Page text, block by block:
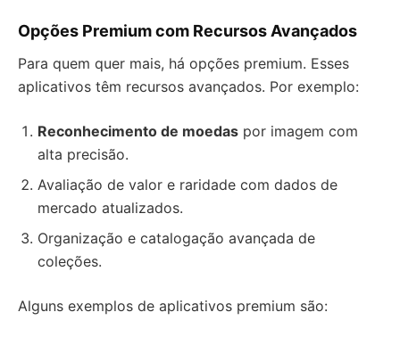
Opções Premium com Recursos Avançados
Para quem quer mais, há opções premium. Esses
aplicativos têm recursos avançados. Por exemplo:
Reconhecimento de moedas por imagem com
alta precisão.
Avaliação de valor e raridade com dados de
mercado atualizados.
Organização e catalogação avançada de
coleções.
Alguns exemplos de aplicativos premium são: